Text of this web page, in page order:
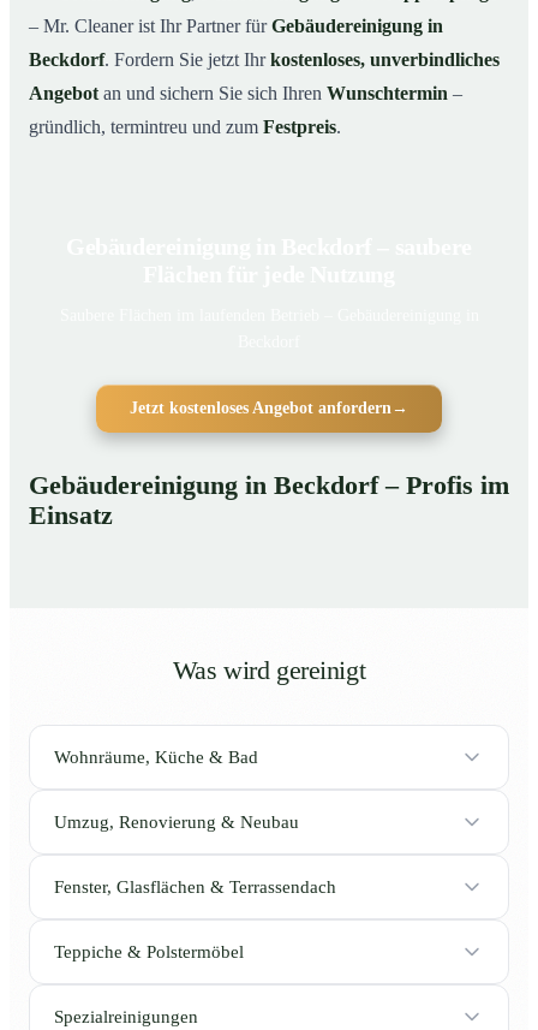
– Mr. Cleaner ist Ihr Partner fürGebäudereinigung in
Beckdorf. Fordern Sie jetzt Ihrkostenloses, unverbindliches
Angebot an und sichern Sie sich Ihren Wunschtermin –
gründlich, termintreu und zum Festpreis.
Jetzt kostenloses Angebot anfordern→
Gebäudereinigung in Beckdorf – Profis im
Einsatz
Was wird gereinigt
Wohnräume, Küche & Bad
Umzug, Renovierung & Neubau
Fenster, Glasflächen & Terrassendach
Teppiche & Polstermöbel
Spezialreinigungen